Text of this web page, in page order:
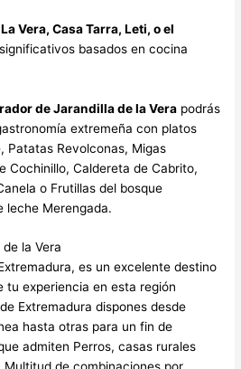
Vera, Casa Tarra, Leti, o el
basados en cocina
de Jarandilla de la Vera podrás
extremeña con platos
Patatas Revolconas, Migas
Cochinillo, Caldereta de Cabrito,
o Frutillas del bosque
leche Merengada.
la Vera
es un excelente destino
tu experiencia en esta región
Extremadura dispones desde
hasta otras para un fin de
admiten Perros, casas rurales